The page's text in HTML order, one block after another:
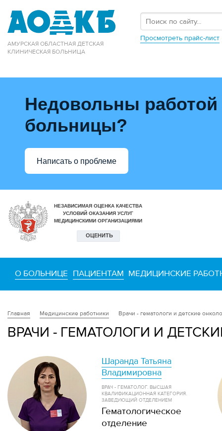
АМУРСКАЯ ОБЛАСТНАЯ ДЕТСКАЯ
КЛИНИЧЕСКАЯ БОЛЬНИЦА
Просмотреть прайс-лист
Недовольны работой
больницы?
Написать о проблеме
О БОЛЬНИЦЕ ПАЦИЕНТАМ МЕДИЦИНСКИЕ
Главная Медицинские работники Врачи - гематологи и детские
ВРАЧИ - ГЕМАТОЛОГИ И
Шаранда Татьяна
Владимировна
ВРАЧ - ГЕМАТОЛОГ. ВЫСШАЯ
КВАЛИФИКАЦИОННАЯ КАТЕГОРИЯ.
ЗАВЕДУЮЩИЙ ОТДЕЛЕНИЕМ
Гематологическое
отделение